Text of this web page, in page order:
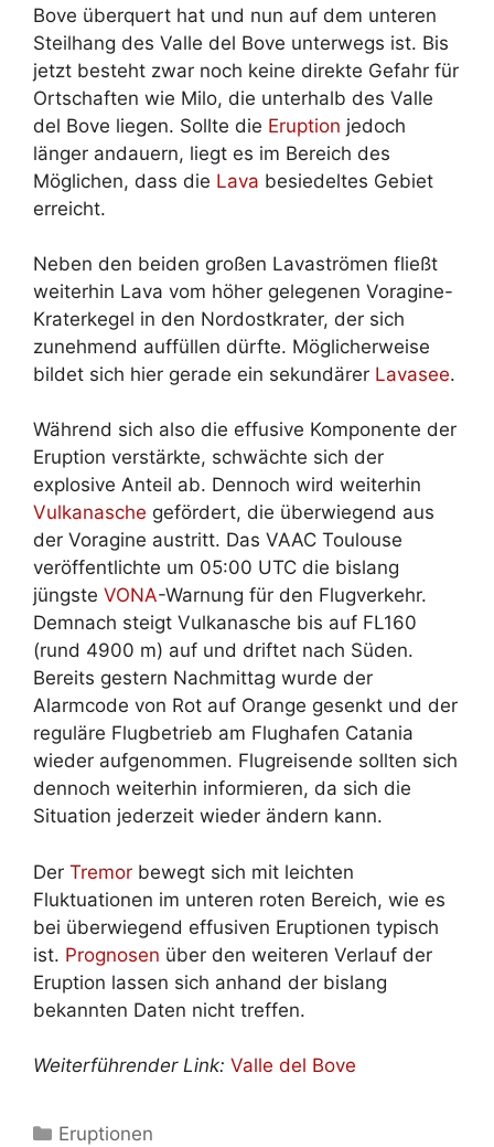
Bove überquert hat und nun auf dem unteren
Steilhang des Valle del Bove unterwegs ist. Bis
jetzt besteht zwar noch keine direkte Gefahr für
Ortschaften wie Milo, die unterhalb des Valle
del Bove liegen. Sollte die Eruption jedoch
länger andauern, liegt es im Bereich des
Möglichen, dass die Lava besiedeltes Gebiet
erreicht.
Neben den beiden großen Lavaströmen fließt
weiterhin Lava vom höher gelegenen Voragine-
Kraterkegel in den Nordostkrater, der sich
zunehmend auffüllen dürfte. Möglicherweise
bildet sich hier gerade ein sekundärer Lavasee.
Während sich also die effusive Komponente der
Eruption verstärkte, schwächte sich der
explosive Anteil ab. Dennoch wird weiterhin
Vulkanasche gefördert, die überwiegend aus
der Voragine austritt. Das VAAC Toulouse
veröffentlichte um 05:00 UTC die bislang
jüngste VONA-Warnung für den Flugverkehr.
Demnach steigt Vulkanasche bis auf FL160
(rund 4900 m) auf und driftet nach Süden.
Bereits gestern Nachmittag wurde der
Alarmcode von Rot auf Orange gesenkt und der
reguläre Flugbetrieb am Flughafen Catania
wieder aufgenommen. Flugreisende sollten sich
dennoch weiterhin informieren, da sich die
Situation jederzeit wieder ändern kann.
Der Tremor bewegt sich mit leichten
Fluktuationen im unteren roten Bereich, wie es
bei überwiegend effusiven Eruptionen typisch
ist. Prognosen über den weiteren Verlauf der
Eruption lassen sich anhand der bislang
bekannten Daten nicht treffen.
Weiterführender Link: Valle del Bove
Kategorien
Eruptionen